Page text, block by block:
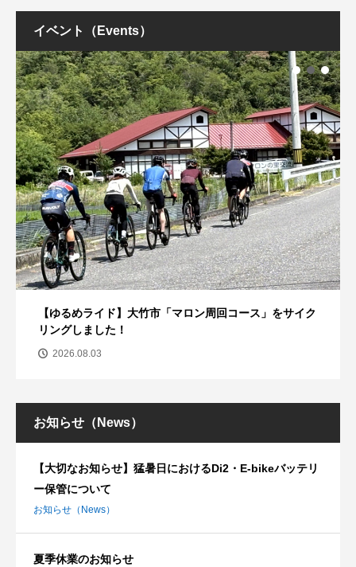
イベント（Events）
【ゆるめライド】大竹市「マロン周回コース」をサイク
リングしました！
2026.08.03
お知らせ（News）
【大切なお知らせ】猛暑日におけるDi2・E-bikeバッテリ
ー保管について
お知らせ（News）
夏季休業のお知らせ